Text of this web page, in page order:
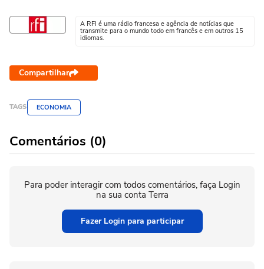
A RFI é uma rádio francesa e agência de notícias que
transmite para o mundo todo em francês e em outros 15
idiomas.
Compartilhar
TAGS ECONOMIA
Comentários (0)
Para poder interagir com todos comentários, faça Login
na sua conta Terra
Fazer Login para participar